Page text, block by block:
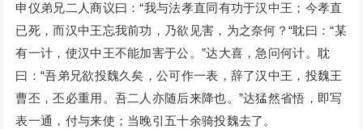
申仪弟兄二人商议曰：“我与法孝直同有功于汉中王；今孝直
已死，而汉中王忘我前功，乃欲见害，为之奈何？“耽曰：“某
有一计，使汉中王不能加害于公。”达大喜，急问何计。耽
曰：“吾弟兄欲投魏久矣，公可作一表，辞了汉中王，投魏王
曹丕，丕必重用。吾二人亦随后来降也。”达猛然省悟，即写
表一通，付与来使；当晚引五十余骑投魏去了。